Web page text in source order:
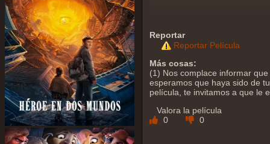
Reportar
Reportar Película
Más cosas:
(1) Nos complace informar
esperamos que haya sido de
película, te invitamos a que le
Valora la película
0
0